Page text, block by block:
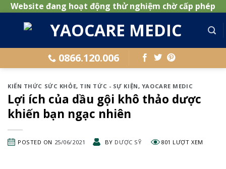
Website đang hoạt động thử nghiệm chờ cấp phép
0866.120.006
KIẾN THỨC SỨC KHỎE, TIN TỨC - SỰ KIỆN, YAOCARE MEDIC
Lợi ích của dầu gội khô thảo dược
khiến bạn ngạc nhiên
POSTED ON 25/06/2021 BY DƯỢC SỸ 801 LƯỢT XEM